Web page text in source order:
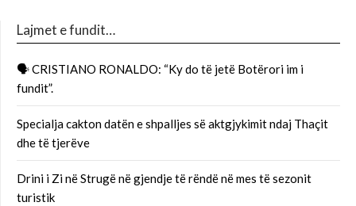
Lajmet e fundit…
🗣 CRISTIANO RONALDO: “Ky do të jetë Botërori im i
fundit”.
Specialja cakton datën e shpalljes së aktgjykimit ndaj Thaçit
dhe të tjerëve
Drini i Zi në Strugë në gjendje të rëndë në mes të sezonit
turistik